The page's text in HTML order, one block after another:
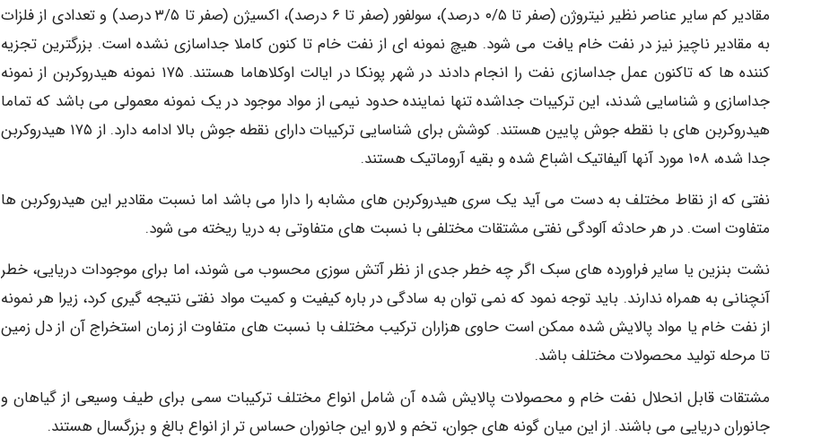
مقادیر کم سایر عناصر نظیر نیتروژن (صفر تا ۰/۵ درصد)، سولفور (صفر تا ۶ درصد)، اکسیژن (صفر تا ۳/۵ درصد) و تعدادی از فلزات
به مقادیر ناچیز نیز در نفت خام یافت می شود. هیچ نمونه ای از نفت خام تا کنون کاملا جداسازی نشده است. بزرگترین تجزیه
کننده ها که تاکنون عمل جداسازی نفت را انجام دادند در شهر پونکا در ایالت اوکلاهاما هستند. ۱۷۵ نمونه هیدروکربن از نمونه
جداسازی و شناسایی شدند، این ترکیبات جداشده تنها نماینده حدود نیمی از مواد موجود در یک نمونه معمولی می باشد که تماما
هیدروکربن های با نقطه جوش پایین هستند. کوشش برای شناسایی ترکیبات دارای نقطه جوش بالا ادامه دارد. از ۱۷۵ هیدروکربن
جدا شده، ۱۰۸ مورد آنها آلیفاتیک اشباع شده و بقیه آروماتیک هستند.
نفتی که از نقاط مختلف به دست می آید یک سری هیدروکربن های مشابه را دارا می باشد اما نسبت مقادیر این هیدروکربن ها
متفاوت است. در هر حادثه آلودگی نفتی مشتقات مختلفی با نسبت های متفاوتی به دریا ریخته می شود.
نشت بنزین یا سایر فراورده های سبک اگر چه خطر جدی از نظر آتش سوزی محسوب می شوند، اما برای موجودات دریایی، خطر
آنچنانی به همراه ندارند. باید توجه نمود که نمی توان به سادگی در باره کیفیت و کمیت مواد نفتی نتیجه گیری کرد، زیرا هر نمونه
از نفت خام یا مواد پالایش شده ممکن است حاوی هزاران ترکیب مختلف با نسبت های متفاوت از زمان استخراج آن از دل زمین
تا مرحله تولید محصولات مختلف باشد.
مشتقات قابل انحلال نفت خام و محصولات پالایش شده آن شامل انواع مختلف ترکیبات سمی برای طیف وسیعی از گیاهان و
جانوران دریایی می باشند. از این میان گونه های جوان، تخم و لارو این جانوران حساس تر از انواع بالغ و بزرگسال هستند.